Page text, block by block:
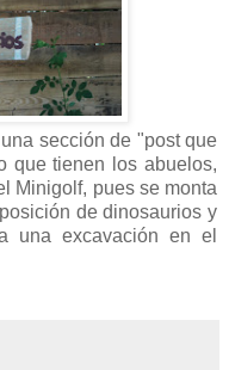
sección de "post que
que tienen los abuelos,
Minigolf, pues se monta
de dinosaurios y
una excavación en el